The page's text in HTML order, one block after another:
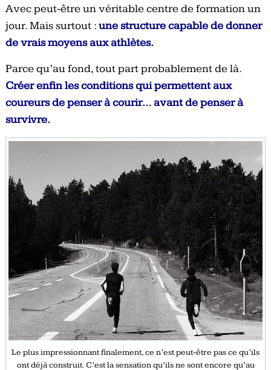
Avec peut-être un véritable centre de formation un
jour. Mais surtout :une structure capable de donner
de vrais moyens aux athlètes.
Parce qu’au fond, tout part probablement de là.
Créer enfin les conditions qui permettent aux
coureurs de penser à courir… avant de penser à
survivre.
Le plus impressionnant finalement, ce n’est peut-être pas ce qu’ils
ont déjà construit. C’est la sensation qu’ils ne sont encore qu’au